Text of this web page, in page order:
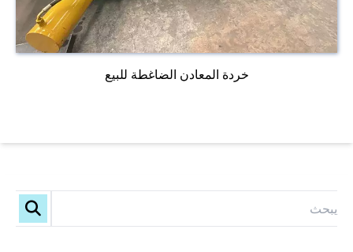
خردة المعادن الضاغطة للبيع